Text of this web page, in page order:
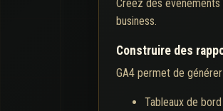
Créez des
business.
Construire des
GA4 permet de
Tableaux de